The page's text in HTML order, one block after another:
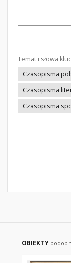
Temat i słowa
Czasopisma
Czasopisma
Czasopisma
OBIEKTY